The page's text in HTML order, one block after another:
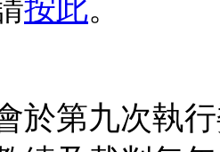
按此。
於第九次執